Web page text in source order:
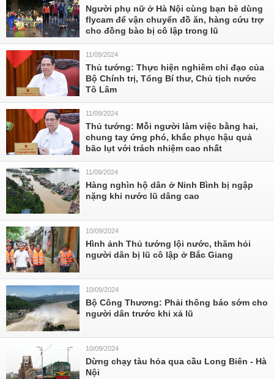
Người phụ nữ ở Hà Nội cùng bạn bè dùng
flycam để vận chuyển đồ ăn, hàng cứu trợ
cho đồng bào bị cô lập trong lũ
11/09/2024
Thủ tướng: Thực hiện nghiêm chỉ đạo của
Bộ Chính trị, Tổng Bí thư, Chủ tịch nước
Tô Lâm
11/09/2024
Thủ tướng: Mỗi người làm việc bằng hai,
chung tay ứng phó, khắc phục hậu quả
bão lụt với trách nhiệm cao nhất
11/09/2024
Hàng nghìn hộ dân ở Ninh Bình bị ngập
nặng khi nước lũ dâng cao
10/09/2024
Hình ảnh Thủ tướng lội nước, thăm hỏi
người dân bị lũ cô lập ở Bắc Giang
10/09/2024
Bộ Công Thương: Phải thông báo sớm cho
người dân trước khi xả lũ
10/09/2024
Dừng chạy tàu hỏa qua cầu Long Biên - Hà
Nội